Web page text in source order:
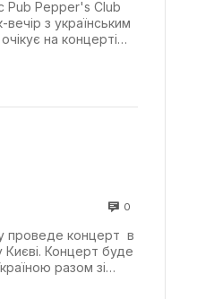
Pub Pepper's Club
з українським
на концерті
0
проведе концерт в
Концерт буде
разом зі